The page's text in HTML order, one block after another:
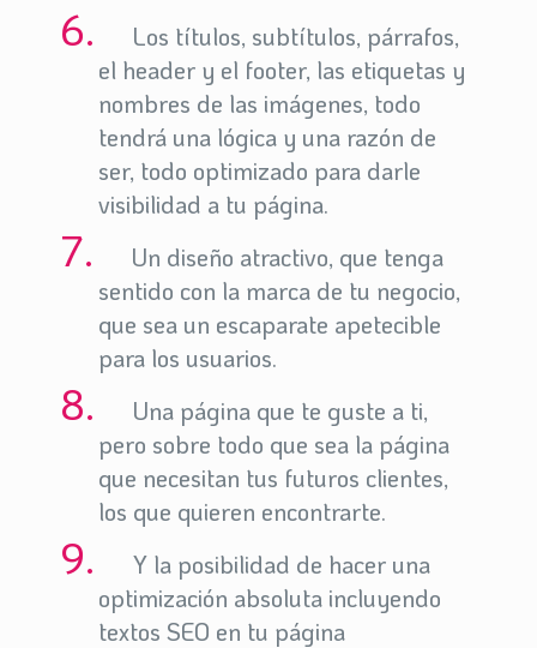
Los títulos, subtítulos, párrafos,
el header y el footer, las etiquetas y
nombres de las imágenes, todo
tendrá una lógica y una razón de
ser, todo optimizado para darle
visibilidad a tu página.
Un diseño atractivo, que tenga
sentido con la marca de tu negocio,
que sea un escaparate apetecible
para los usuarios.
Una página que te guste a ti,
pero sobre todo que sea la página
que necesitan tus futuros clientes,
los que quieren encontrarte.
Y la posibilidad de hacer una
optimización absoluta incluyendo
textos SEO en tu página